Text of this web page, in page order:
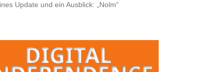
Update und ein Ausblick: „Nolm“